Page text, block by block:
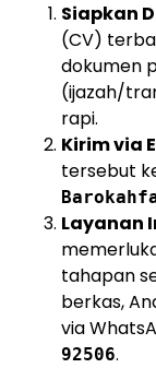
Siapkan
(CV)
dokumen
(ijazah/
rapi.
Kirim via
tersebut
Layanan
tahapan
berkas,
via
92506.